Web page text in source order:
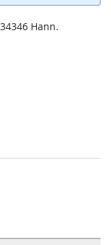
Hann.